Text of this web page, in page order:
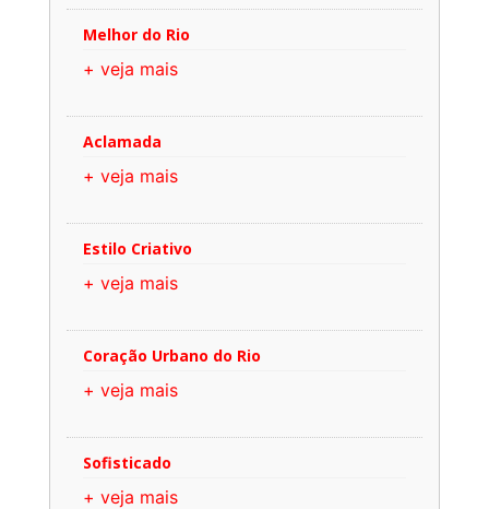
Melhor do Rio
+ veja mais
Aclamada
+ veja mais
Estilo Criativo
+ veja mais
Coração Urbano do Rio
+ veja mais
Sofisticado
+ veja mais